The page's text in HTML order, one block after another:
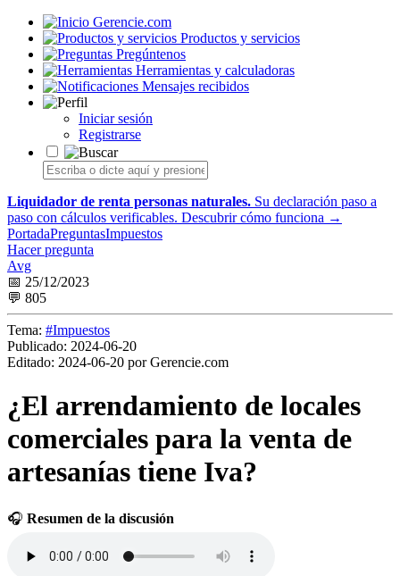
Gerencie.com
Productos y servicios
Pregúntenos
Herramientas y calculadoras
Mensajes recibidos
Iniciar sesión
Registrarse
Liquidador de renta personas naturales. Su declaración paso a
paso con cálculos verificables. Descubrir cómo funciona →
PortadaPreguntasImpuestos
Hacer pregunta
Avg
📅 25/12/2023
💬 805
Tema: #Impuestos
Publicado: 2024-06-20
Editado: 2024-06-20 por Gerencie.com
¿El arrendamiento de locales
comerciales para la venta de
artesanías tiene Iva?
🎧 Resumen de la discusión